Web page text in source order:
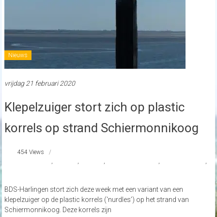
Nieuws
vrijdag 21 februari 2020
Klepelzuiger stort zich op plastic
korrels op strand Schiermonnikoog
454 Views
, , , ,
,
BDS-Harlingen stort zich deze week met een variant van een
klepelzuiger op de plastic korrels (‘nurdles’) op het strand van
Schiermonnikoog. Deze korrels zijn